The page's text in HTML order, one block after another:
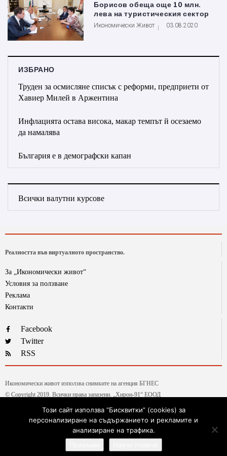
Борисов обеща още 10 млн.
лева на туристическия сектор
Икономически Живот 03.08.2020
ИЗБРАНО
Труден за осмисляне списък с реформи, предприети от
Хавиер Милей в Аржентина
Инфлацията остава висока, макар темпът й осезаемо
да намалява
България е в демографски капан
Всички валутни курсове
Реалността във виртуалното пространство.
За „Икономически живот“
Условия за ползване
Реклама
Контакти
Facebook
Twitter
RSS
Икономически живот използва снимките на агенция БГНЕС
© Copyright 2019. Всички права запазени. „Хирон-91“ ЕООД
Текстовете от рубриката „Гласове и мнения“ са авторски, на колумнистите на ИЖ.
Ние ценим високата им експертиза и аргументирани позиции, независимо, че не
винаги споделяме част от тезите им.
Този сайт използва “Бисквитки” (cookies) за
персонализиране на съдържанието и рекламите и
анализиране на трафика.